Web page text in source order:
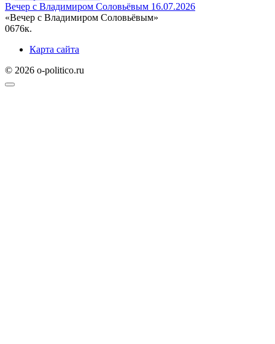
Вечер с Владимиром Соловьёвым 16.07.2026
«Вечер с Владимиром Соловьёвым»
0676к.
Карта сайта
© 2026 o-politico.ru